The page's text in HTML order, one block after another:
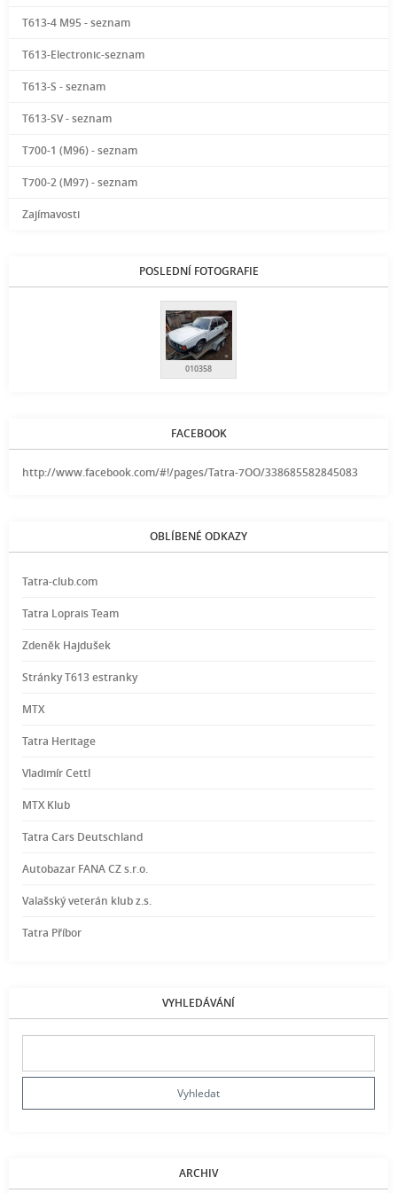
T613-4 M95 - seznam
T613-Electronic-seznam
T613-S - seznam
T613-SV - seznam
T700-1 (M96) - seznam
T700-2 (M97) - seznam
Zajímavosti
POSLEDNÍ FOTOGRAFIE
010358
FACEBOOK
http://www.facebook.com/#!/pages/Tatra-7OO/338685582845083
OBLÍBENÉ ODKAZY
Tatra-club.com
Tatra Loprais Team
Zdeněk Hajdušek
Stránky T613 estranky
MTX
Tatra Heritage
Vladimír Cettl
MTX Klub
Tatra Cars Deutschland
Autobazar FANA CZ s.r.o.
Valašský veterán klub z.s.
Tatra Příbor
VYHLEDÁVÁNÍ
ARCHIV